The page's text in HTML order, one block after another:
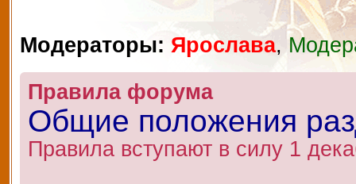
Модераторы: Ярослава,
Правила форума
Общие положения
Правила вступают в силу 1